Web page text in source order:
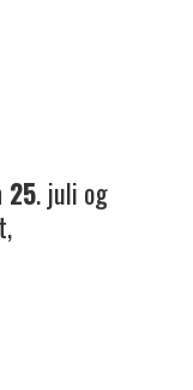
25. juli og